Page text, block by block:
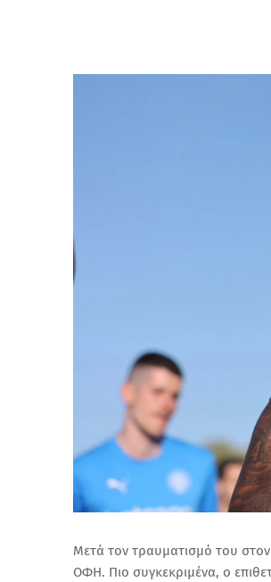
Μετά τον τραυματισμό του
ΟΦΗ. Πιο συγκεκριμένα, ο